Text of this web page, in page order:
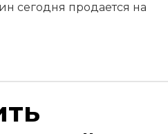
сегодня продается на